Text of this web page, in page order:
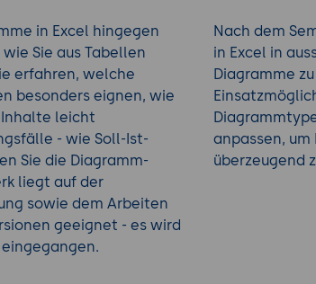
in Excel hingegen
Sie aus Tabellen
erfahren, welche
besonders eignen, wie
Inhalte leicht
- wie Soll-Ist-
Sie die Diagramm-
liegt auf der
sowie dem Arbeiten
geeignet - es wird
Nach dem
in Excel in
Diagramme
anpassen,
überzeugend